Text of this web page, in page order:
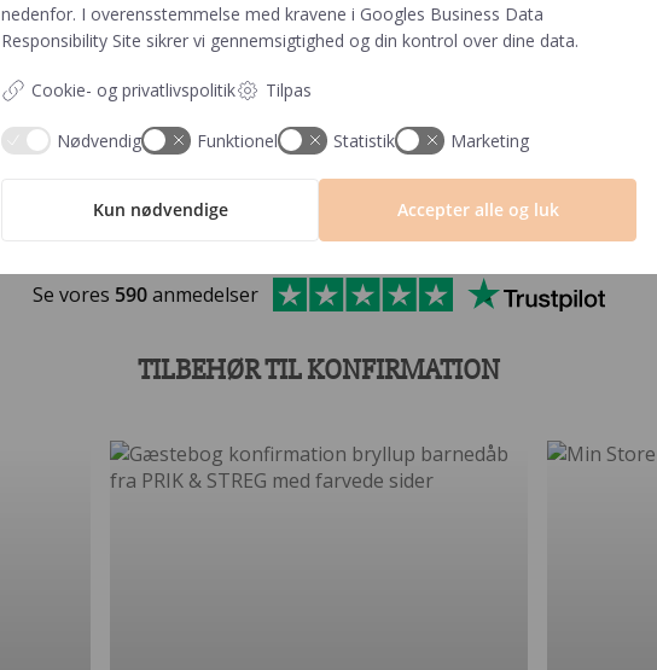
Fragt fra kun 29,- ∙ GRATIS fragt fra
Se vores 590anmedelser
TILBEHØR TIL KONFIRMATION
nedenfor. I overensstemmelse med kravene i Googles Business Data
Responsibility Site sikrer vi gennemsigtighed og din kontrol over dine data.
Cookie- og privatlivspolitik Tilpas
Nødvendig Funktionel Statistik Marketing
Kun nødvendige Accepter alle og luk